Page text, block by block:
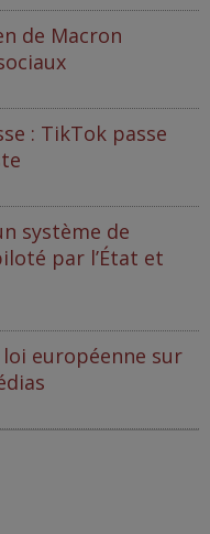
de Macron
: TikTok passe
système de
par l’État et
européenne sur